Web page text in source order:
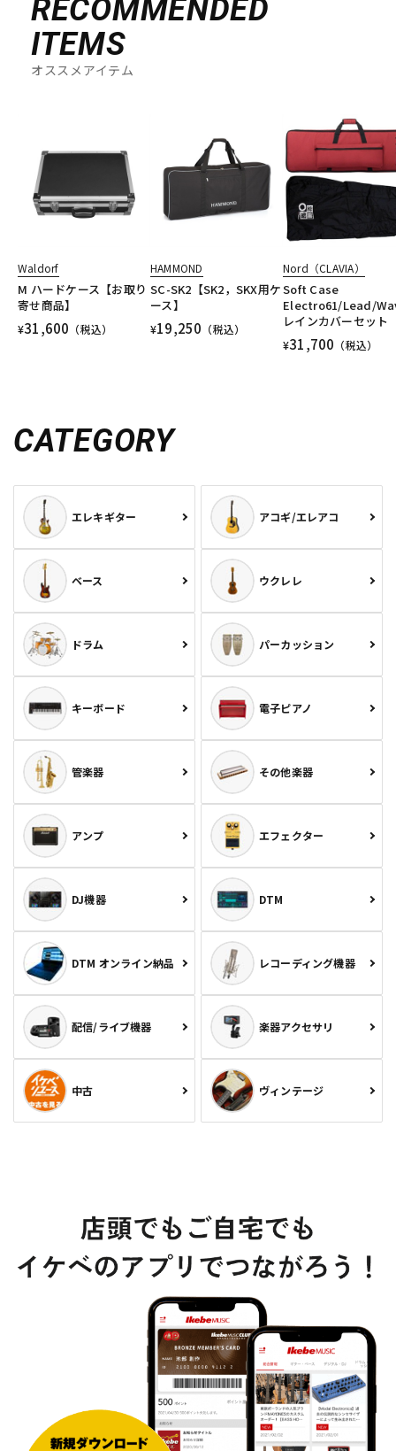
RECOMMENDED
ITEMS
オススメアイテム
Waldorf
M ハードケース【お取り
寄せ商品】
¥31,600 （税込）
HAMMOND
SC-SK2【SK2，SKX用ケ
ース】
¥19,250 （税込）
Nord（CLAVIA）
Soft Case
Electro61/Lead/
レインカバーセット
¥31,700 （税込）
CATEGORY
エレキギター アコギ/エレアコ
ベース ウクレレ
ドラム パーカッション
キーボード 電子ピアノ
管楽器 その他楽器
アンプ エフェクター
DJ機器 DTM
DTM オンライン納品 レコーディング機器
配信/ライブ機器 楽器アクセサリ
中古 ヴィンテージ